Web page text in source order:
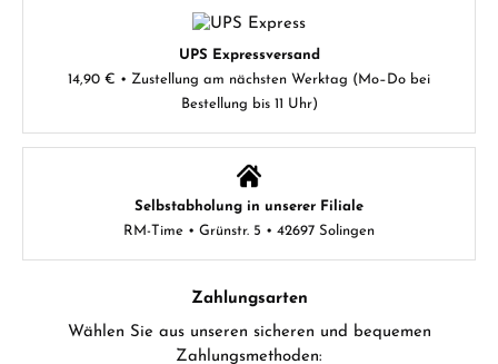
UPS Expressversand
14,90 € • Zustellung am nächsten Werktag (Mo–Do bei
Bestellung bis 11 Uhr)
Selbstabholung in unserer Filiale
RM-Time • Grünstr. 5 • 42697 Solingen
Zahlungsarten
Wählen Sie aus unseren sicheren und bequemen
Zahlungsmethoden: